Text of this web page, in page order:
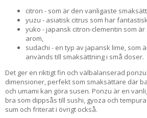
citron - som är den vanligaste
yuzu - asiatisk citrus som har
yuko - japansk citron-clementin som
arom,
sudachi - en typ av japansk lime, som
används till smaksättning i små doser.
Det ger en riktigt fin och välbalanserad
dimensioner, perfekt som smaksättare där
och umami kan göra susen. Ponzu är en
bra som dippsås till sushi, gyoza och
sum och friterat i övrigt också.